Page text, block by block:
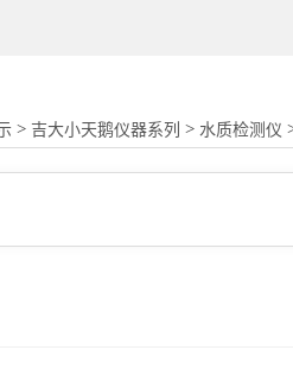
> 吉大小天鹅仪器系列 > 水质检测仪